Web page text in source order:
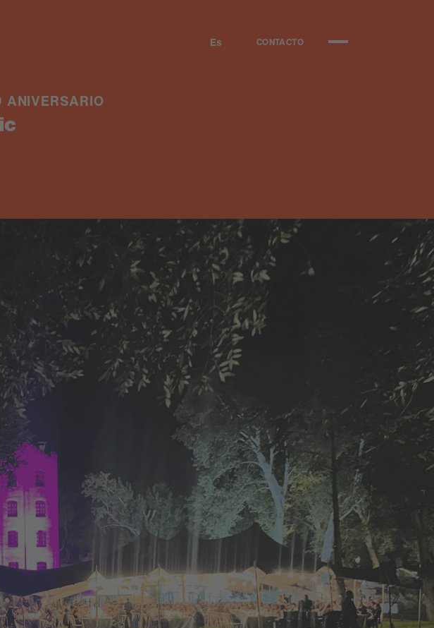
Es CONTACTO
ANIVERSARIO
varias
las
SITIO
Barcelona, Roma y crucero Islas
Griegas
FORMATO
En vivo